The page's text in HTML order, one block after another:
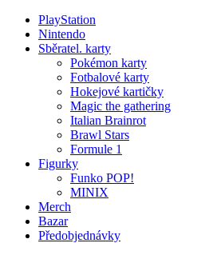
PlayStation
Nintendo
Sběratel. karty
Pokémon karty
Fotbalové karty
Hokejové kartičky
Magic the gathering
Italian Brainrot
Brawl Stars
Formule 1
Figurky
Funko POP!
MINIX
Merch
Bazar
Předobjednávky